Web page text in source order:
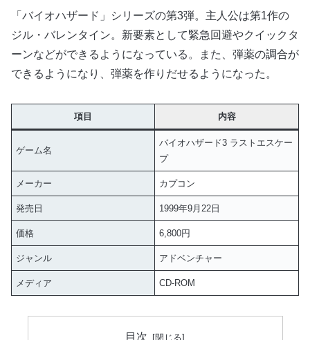
「バイオハザード」シリーズの第3弾。主人公は第1作の
ジル・バレンタイン。新要素として緊急回避やクイックタ
ーンなどができるようになっている。また、弾薬の調合が
できるようになり、弾薬を作りだせるようになった。
項目 内容
ゲーム名
バイオハザード3 ラストエスケー
プ
メーカー カプコン
発売日 1999年9月22日
価格 6,800円
ジャンル アドベンチャー
メディア CD-ROM
目次